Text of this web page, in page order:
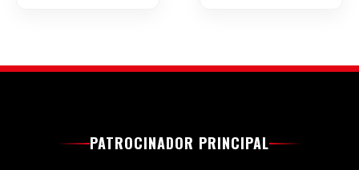
PATROCINADOR PRINCIPAL